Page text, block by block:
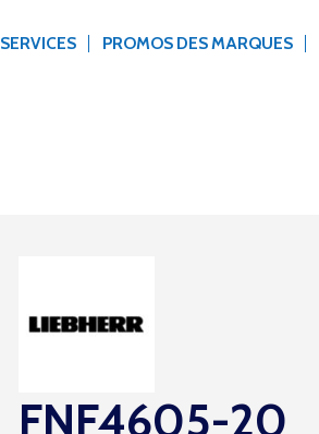
SERVICES PROMOS DES MARQUES
FNF4605-20